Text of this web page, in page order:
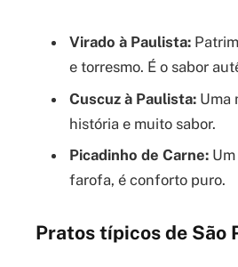
Virado à Paulista:
e torresmo. É o sabor
Cuscuz à Paulista: Uma
história e muito sabor.
Picadinho de Carne:
farofa, é conforto puro.
Pratos típicos de São